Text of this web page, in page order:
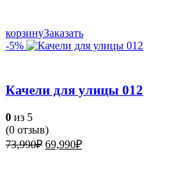
корзинуЗаказать
-5%
Качели для улицы 012
0 из 5
(0 отзыв)
73,990₽ Первоначальная
69,990₽Текущая